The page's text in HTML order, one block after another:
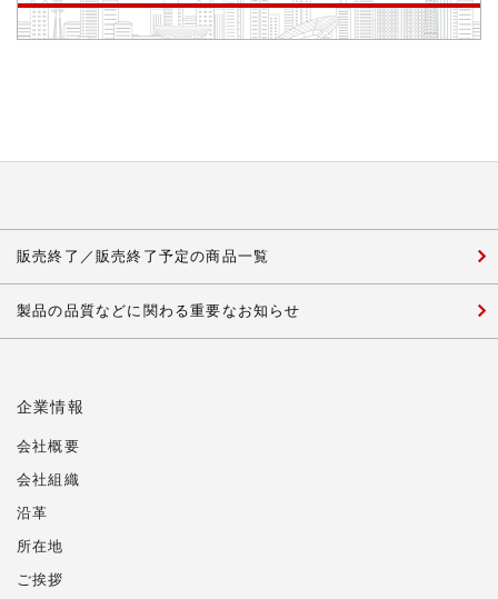
販売終了／販売終了予定の商品一覧
製品の品質などに関わる重要なお知らせ
企業情報
会社概要
会社組織
沿革
所在地
ご挨拶